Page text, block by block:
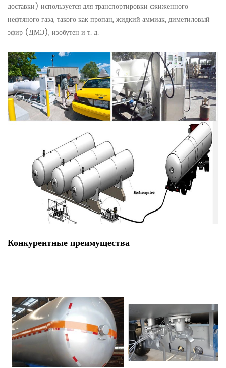
доставки) используется для транспортировки сжиженного
нефтяного газа, такого как пропан, жидкий аммиак, диметиловый
эфир (ДМЭ), изобутен и т. д.
Конкурентные преимущества